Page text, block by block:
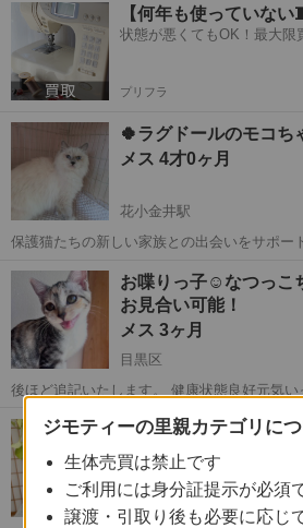
駆虫済み マイクロチップ挿入予定 【引き渡し場所】 譲渡先のご自宅
環境確認も含め...
【何年も使っていな
状態が悪くてもOK！最大限
プリフラ
🍀ラグドールのモコち
メス 4才0ヶ月
花小金井駅
保護猫たちの新しい家族との出会いをサポー
ます🌈✨️ 名前:モコ 猫種:ラグドール 毛色:ブルーポイントミテッド 性
別:女の子🎀 生年...
東京 小平市 花小金井駅
お喋りっ子☺︎なつっこちゃん🍑
お見合い可能！
メス 3ヶ月
目黒区
後ほど追記いたします。 健康状態良好元気いっぱいです！ 避妊去勢手
外駆除駆虫済み マイクロチップ挿入予定 【引き渡し場所】 譲渡先の
ご自宅 環境確認...
東京 目黒区 猫 去勢手術
◼️早期避妊手術チップ
の女の子
メス 3ヶ月
亀戸駅
ジモティーの里親カテゴリに
生体売買は禁止です
ご利用には身分証提示が必須
譲渡・引取り後も必要に応じ